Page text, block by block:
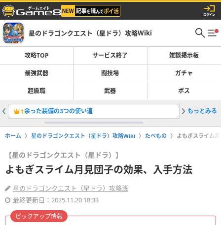
星のドラゴンクエスト（星ドラ）攻略Wiki
攻略TOP サービス終了 雑談掲示板
最強武器 闘技場 ガチャ
超級職 武器 ボス
1余った装備の3つの使い道 2サービ
もっとみる
ホーム 星のドラゴンクエスト（星ドラ）攻略Wiki たべもの よもぎスライム
【星のドラゴンクエスト（星ドラ）】
よもぎスライム月見団子の効果、入手方法
星のドラゴンクエスト（星ドラ）攻略班
最終更新日：2025.11.20 18:33
ピックアップ情報